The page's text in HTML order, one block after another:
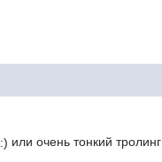
или очень тонкий тролинг